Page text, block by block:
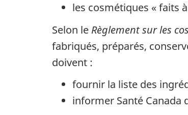
les cosmétiques « faits
Selon le Règlement sur les
fabriqués, préparés,
doivent :
fournir la liste des
informer Santé